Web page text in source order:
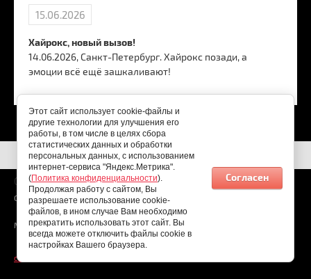
15.06.2026
Хайрокс, новый вызов!
14.06.2026, Санкт-Петербург. Хайрокс позади, а
эмоции всё ещё зашкаливают!
07.08.2026
Copyright © 2026
Мы в соц. сетях:
создать интернет магазин
Этот сайт использует cookie-файлы и
другие технологии для улучшения его
работы, в том числе в целях сбора
статистических данных и обработки
персональных данных, с использованием
интернет-сервиса "Яндекс.Метрика".
(Политика конфиденциальности).
Продолжая работу с сайтом, Вы
разрешаете использование cookie-
файлов, в ином случае Вам необходимо
прекратить использовать этот сайт. Вы
всегда можете отключить файлы cookie в
настройках Вашего браузера.
Согласен